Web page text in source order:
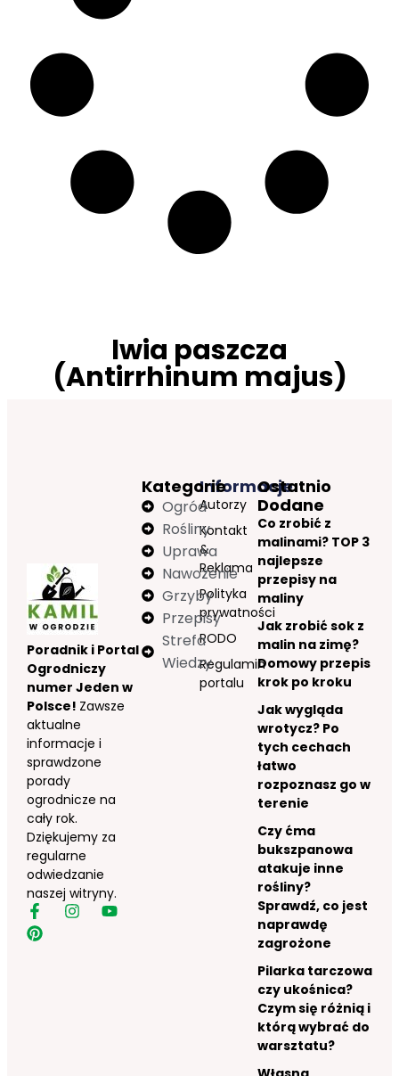
lwia paszcza
(Antirrhinum majus)
Poradnik i Portal
Ogrodniczy
numer Jeden w
Polsce! Zawsze
aktualne
informacje i
sprawdzone
porady
ogrodnicze na
cały rok.
Dziękujemy za
regularne
odwiedzanie
naszej witryny.
Informacje
Autorzy
Kontakt
&
Reklama
Polityka
prywatności
RODO
Regulamin
portalu
Kategorie
Ogród
Rośliny
Uprawa
Nawożenie
Grzyby
Przepisy
Strefa
Wiedzy
Ostatnio
Dodane
Co zrobić z
malinami? TOP 3
najlepsze
przepisy na
maliny
Jak zrobić sok z
malin na zimę?
Domowy przepis
krok po kroku
Jak wygląda
wrotycz? Po
tych cechach
łatwo
rozpoznasz go w
terenie
Czy ćma
bukszpanowa
atakuje inne
rośliny?
Sprawdź, co jest
naprawdę
zagrożone
Pilarka tarczowa
czy ukośnica?
Czym się różnią i
którą wybrać do
warsztatu?